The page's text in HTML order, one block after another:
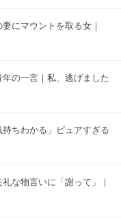
にマウントを取る女｜
の一言｜私、逃げました
ちわかる」ピュアすぎる
な物言いに「謝って」｜